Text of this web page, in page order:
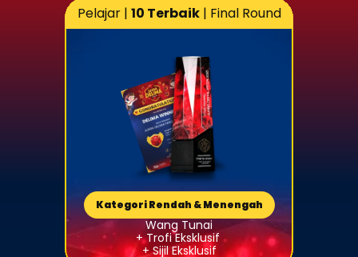
Pelajar | 10 Terbaik | Final Round
Kategori Rendah & Menengah
Wang Tunai
+ Trofi Eksklusif
+ Sijil Eksklusif